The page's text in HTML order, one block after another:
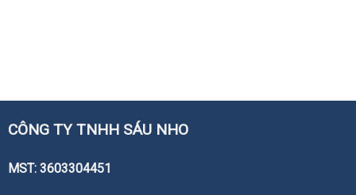
CÔNG TY TNHH SÁU NHO
MST: 3603304451